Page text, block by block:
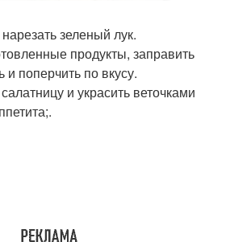
зеленый лук.
продукты, заправить
поперчить по вкусу.
и украсить веточками